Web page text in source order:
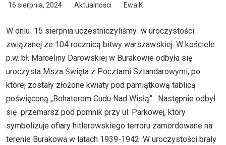
16 sierpnia, 2024 Aktualności Ewa K
W dniu 15 sierpnia uczestniczyliśmy w uroczystości
związanej ze 104 rocznicą bitwy warszawskiej. W kościele
p.w. bł. Marceliny Darowskiej w Burakowie odbyła się
uroczysta Msza Święta z Pocztami Sztandarowymi, po
której zostały złożone kwiaty pod pamiątkową tablicą
poświęconą „Bohaterom Cudu Nad Wisłą”. Następnie odbył
się przemarsz pod pomnik przy ul. Parkowej, który
symbolizuje ofiary hitlerowskiego terroru zamordowane na
terenie Burakowa w latach 1939-1942. W uroczystości brały